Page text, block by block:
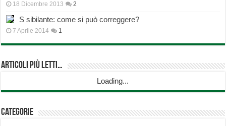
18 Dicembre 2013 2
S sibilante: come si può correggere?
7 Aprile 2014 1
Articoli più Letti…
Loading...
Categorie